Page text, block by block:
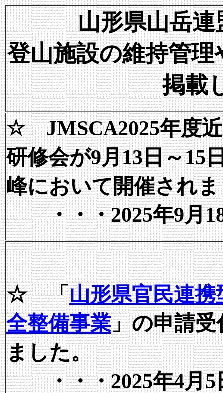
山形県山岳
登山施設の維持管
掲載
☆ JMSCA2025年度
研修会が9月13日～15
峰において開催され
・・・2025年9月
☆ 「山形県官民連携
全整備事業」の申請
ました。
・・・2025年4月5